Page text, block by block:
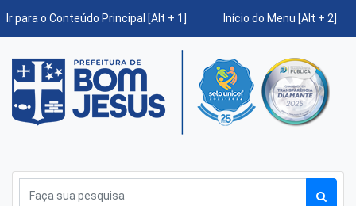
Ir para o Conteúdo Principal [Alt + 1] Início do Menu [Alt + 2]